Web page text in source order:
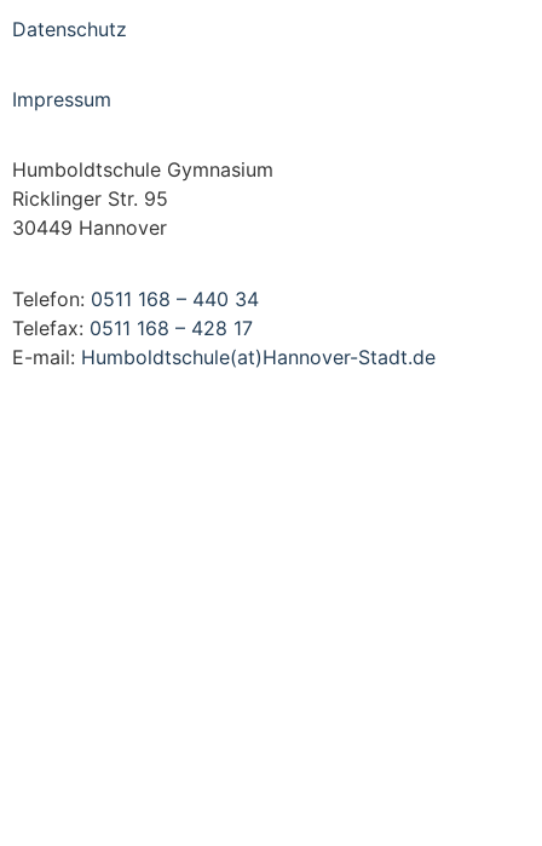
Datenschutz
Impressum
Humboldtschule Gymnasium
Ricklinger Str. 95
30449 Hannover
Telefon: 0511 168 – 440 34
Telefax: 0511 168 – 428 17
E-mail: Humboldtschule(at)Hannover-Stadt.de